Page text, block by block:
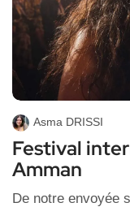
Asma DRISSI
Festival
Amman
De notre envoyée